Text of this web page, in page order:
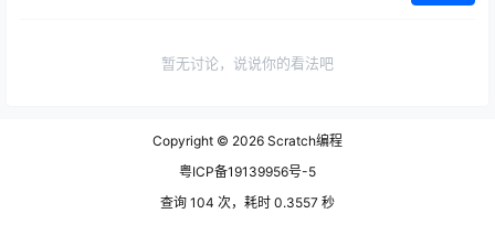
暂无讨论，说说你的看法吧
Copyright © 2026 Scratch编程
粤ICP备19139956号-5
查询 104 次，耗时 0.3557 秒